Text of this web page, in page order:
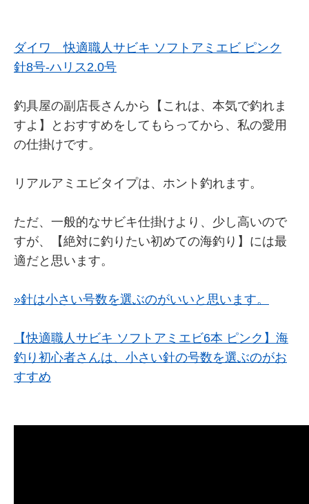
ダイワ 快適職人サビキ ソフトアミエビ ピンク
針8号-ハリス2.0号
釣具屋の副店長さんから【これは、本気で釣れま
すよ】とおすすめをしてもらってから、私の愛用
の仕掛けです。
リアルアミエビタイプは、ホント釣れます。
ただ、一般的なサビキ仕掛けより、少し高いので
すが、【絶対に釣りたい初めての海釣り】には最
適だと思います。
»針は小さい号数を選ぶのがいいと思います。
【快適職人サビキ ソフトアミエビ6本 ピンク】海
釣り初心者さんは、小さい針の号数を選ぶのがお
すすめ